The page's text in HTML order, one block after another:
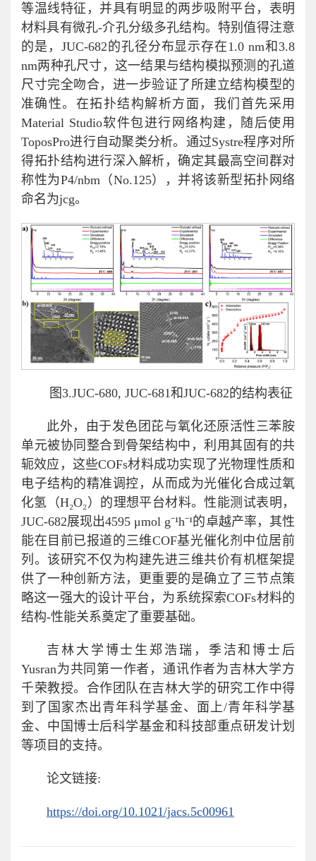
等温线特征，并具有明显的两步吸附平台，表明
材料具有微孔-介孔分级多孔结构。特别值得注意
的是，JUC-682的孔径分布显示存在1.0 nm和3.8
nm两种孔尺寸，这一结果与结构模拟预测的孔道
尺寸完全吻合，进一步验证了所建立结构模型的
准确性。在拓扑结构解析方面，我们首先采用
Material Studio软件包进行网络构建，随后使用
ToposPro进行自动聚类分析。通过Systre程序对所
得拓扑结构进行深入解析，确定其最高空间群对
称性为P4/nbm（No.125），并将该新型拓扑网络
命名为jcg。
图3.JUC-680, JUC-681和JUC-682的结构表征
此外，由于发色团芘与氧化还原活性三苯胺
单元被协同整合到骨架结构中，利用其固有的共
轭效应，这些COFs材料成功实现了光物理性质和
电子结构的精准调控，从而成为光催化合成过氧
化氢（H₂O₂）的理想平台材料。性能测试表明，
JUC-682展现出4595 μmol g⁻¹h⁻¹的卓越产率，其性
能在目前已报道的三维COF基光催化剂中位居前
列。该研究不仅为构建先进三维共价有机框架提
供了一种创新方法，更重要的是确立了三节点策
略这一强大的设计平台，为系统探索COFs材料的
结构-性能关系奠定了重要基础。
吉林大学博士生郑浩瑞，季洁和博士后
Yusran为共同第一作者，通讯作者为吉林大学方
千荣教授。合作团队在吉林大学的研究工作中得
到了国家杰出青年科学基金、面上/青年科学基
金、中国博士后科学基金和科技部重点研发计划
等项目的支持。
论文链接:
https://doi.org/10.1021/jacs.5c00961